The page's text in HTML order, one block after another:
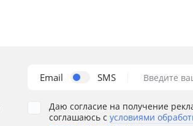
Email SMS Введите
Даю согласие на получение
соглашаюсь с условиями